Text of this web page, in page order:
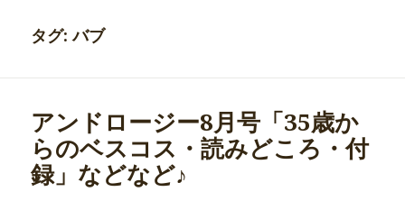
タグ: バブ
アンドロージー8月号「35歳か
らのベスコス・読みどころ・付
録」などなど♪